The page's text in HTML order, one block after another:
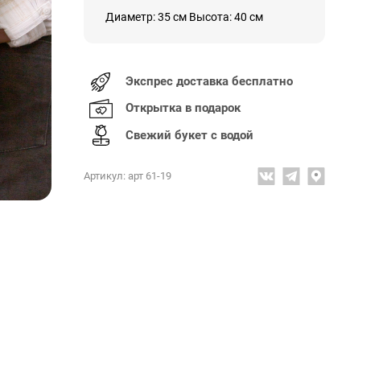
Диаметр: 35 см Высота: 40 см
Экспрес доставка бесплатно
Открытка в подарок
Свежий букет с водой
Артикул: арт 61-19